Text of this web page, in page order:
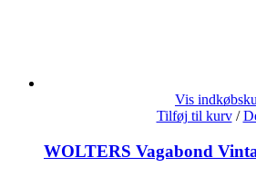
Vis
Tilføj til kurv /
WOLTERS Vagabond